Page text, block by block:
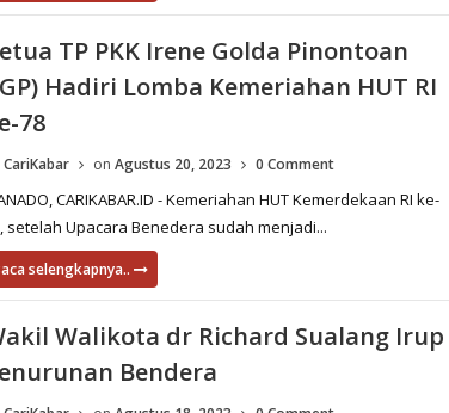
TP PKK Irene Golda Pinontoan
Hadiri Lomba Kemeriahan HUT RI
78
CariKabar on Agustus 20, 2023 0 Comment
CARIKABAR.ID - Kemeriahan HUT Kemerdekaan RI ke-
setelah Upacara Benedera sudah menjadi...
selengkapnya..
Walikota dr Richard Sualang Irup
Bendera